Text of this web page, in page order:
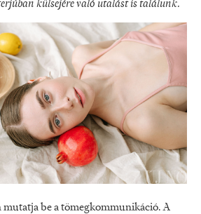
külsejére való utalást is találunk.
mutatja be a tömegkommunikáció. A